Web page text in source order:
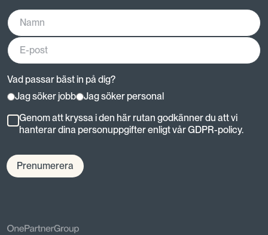
Vad passar bäst in på dig?
Jag söker jobb
Jag söker personal
Genom att kryssa i den här rutan godkänner du att vi
hanterar dina personuppgifter enligt vår GDPR-policy.
Prenumerera